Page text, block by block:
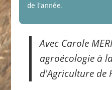
de l'année.
Avec Carole
agroécologie à
d'Agriculture de